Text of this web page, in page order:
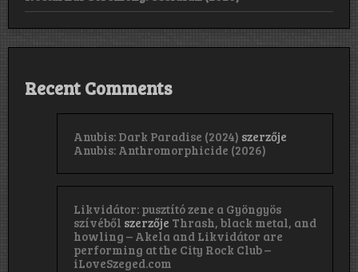
Recent Comments
Anubis: Dark Paradise (2024) szerzője
Anubis: Anthromorphicide (2026)
Likvidátor: pusztító zene a Gyöngyös
szívéből szerzője Thrash, black metal, and
howling – Akela and Likvidátor are
performing at the City Rock Club –
iLoveSzeged.com